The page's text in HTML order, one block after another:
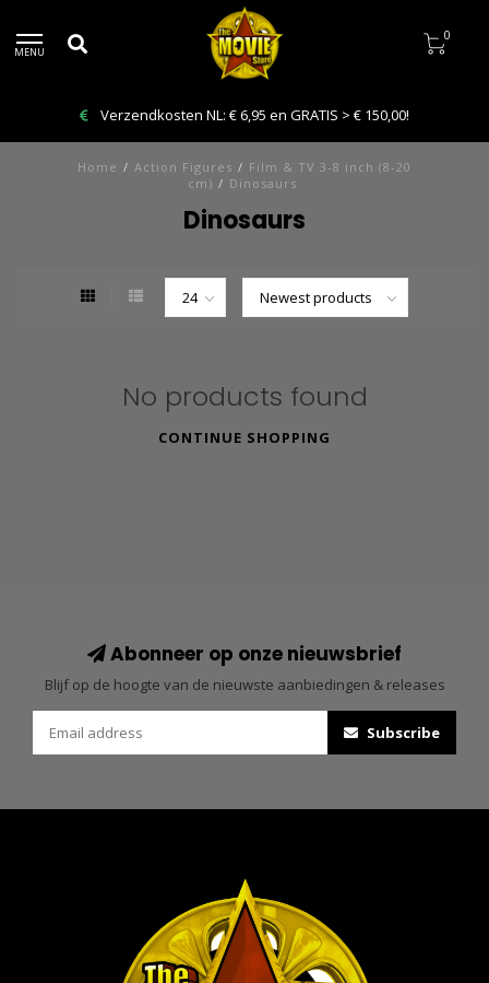
MENU
0
Verzendkosten NL: € 6,95 en GRATIS > € 150,00!
Home / Action Figures / Film & TV 3-8 inch (8-20
cm) / Dinosaurs
Dinosaurs
No products found
CONTINUE SHOPPING
Abonneer op onze nieuwsbrief
Blijf op de hoogte van de nieuwste aanbiedingen & releases
Subscribe